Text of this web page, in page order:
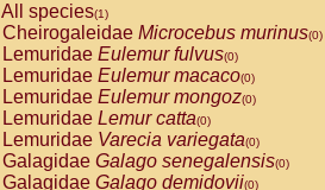
All species(1)
Cheirogaleidae Microcebus murinus(0)
Lemuridae Eulemur fulvus(0)
Lemuridae Eulemur macaco(0)
Lemuridae Eulemur mongoz(0)
Lemuridae Lemur catta(0)
Lemuridae Varecia variegata(0)
Galagidae Galago senegalensis(0)
Galagidae Galago demidovii(0)